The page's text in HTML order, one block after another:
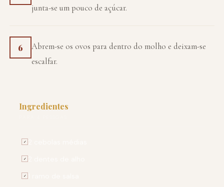
junta-se um pouco de açúcar.
6
Abrem-se os ovos para dentro do molho e deixam-se
escalfar.
Ingredientes
✓
✓
✓